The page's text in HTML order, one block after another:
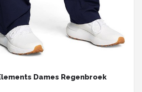
Dames Regenbroek